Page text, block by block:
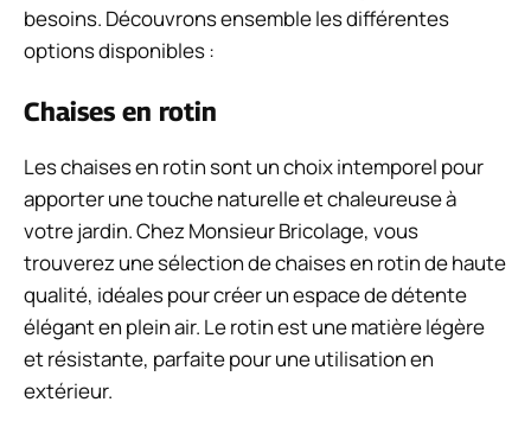
besoins. Découvrons ensemble les différentes
options disponibles :
Chaises en rotin
Les chaises en rotin sont un choix intemporel pour
apporter une touche naturelle et chaleureuse à
votre jardin. Chez Monsieur Bricolage, vous
trouverez une sélection de chaises en rotin de haute
qualité, idéales pour créer un espace de détente
élégant en plein air. Le rotin est une matière légère
et résistante, parfaite pour une utilisation en
extérieur.